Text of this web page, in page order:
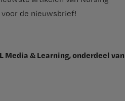
de nieuwsbrief!
Media & Learning, onderdeel van